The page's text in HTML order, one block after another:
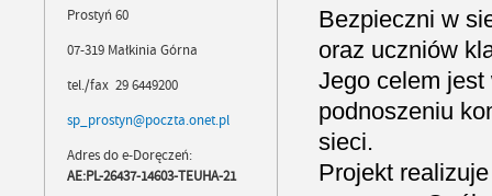
Prostyń 60
07-319 Małkinia Górna
tel./fax 29 6449200
sp_prostyn@poczta.onet.pl
Adres do e-Doręczeń:
AE:PL-26437-14603-TEUHA-21
Bezpieczni w
oraz uczniów
Jego celem jest
podnoszeniu
sieci.
Projekt